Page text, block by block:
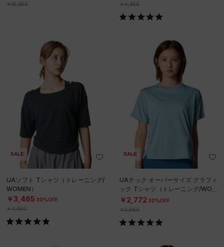
￥15,950
￥4,950
SALE
UAソフト Tシャツ（トレーニング/
WOMEN）
￥3,465 30%OFF
￥4,950
SALE
UAテック オーバーサイズ グラフィ
ック Tシャツ（トレーニング/WOM
EN）
￥2,772 30%OFF
￥3,960